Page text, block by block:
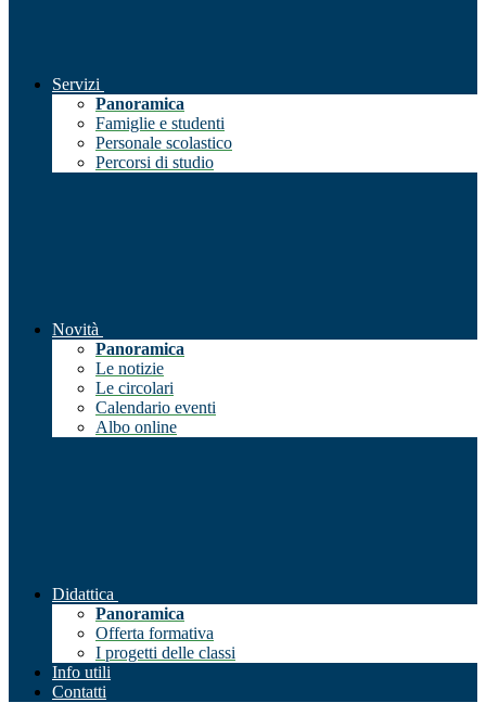
Servizi
Panoramica
Famiglie e studenti
Personale scolastico
Percorsi di studio
Novità
Panoramica
Le notizie
Le circolari
Calendario eventi
Albo online
Didattica
Panoramica
Offerta formativa
I progetti delle classi
Info utili
Contatti